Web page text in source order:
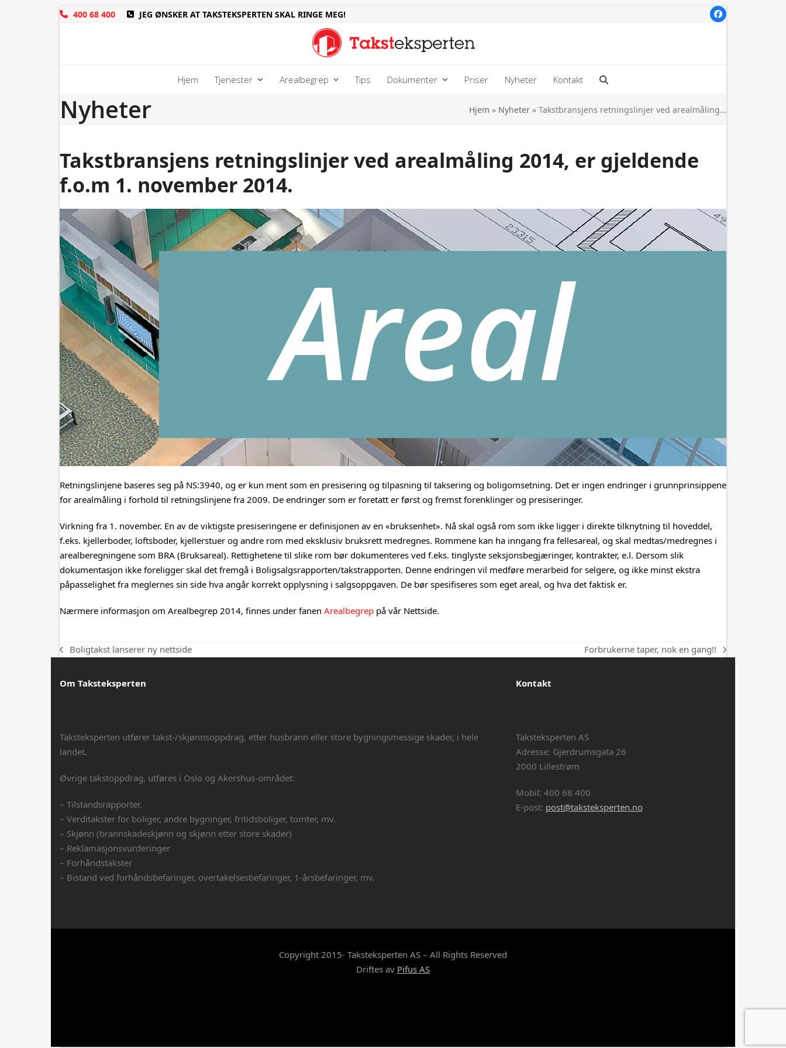
400 68 400 JEG ØNSKER AT TAKSTEKSPERTEN SKAL RINGE MEG! Facebook
Hjem Tjenester Arealbegrep Tips Dokumenter Priser Nyheter Kontakt
Nyheter Hjem » Nyheter » Takstbransjens retningslinjer ved arealmåling…
Takstbransjens retningslinjer ved arealmåling 2014, er gjeldende
f.o.m 1. november 2014.
Retningslinjene baseres seg på NS:3940, og er kun ment som en presisering og tilpasning til taksering og boligomsetning. Det er ingen endringer i grunnprinsippene
for arealmåling i forhold til retningslinjene fra 2009. De endringer som er foretatt er først og fremst forenklinger og presiseringer.
Virkning fra 1. november. En av de viktigste presiseringene er definisjonen av en «bruksenhet». Nå skal også rom som ikke ligger i direkte tilknytning til hoveddel,
f.eks. kjellerboder, loftsboder, kjellerstuer og andre rom med eksklusiv bruksrett medregnes. Rommene kan ha inngang fra fellesareal, og skal medtas/medregnes i
arealberegningene som BRA (Bruksareal). Rettighetene til slike rom bør dokumenteres ved f.eks. tinglyste seksjonsbegjæringer, kontrakter, e.l. Dersom slik
dokumentasjon ikke foreligger skal det fremgå i Boligsalgsrapporten/takstrapporten. Denne endringen vil medføre merarbeid for selgere, og ikke minst ekstra
påpasselighet fra meglernes sin side hva angår korrekt opplysning i salgsoppgaven. De bør spesifiseres som eget areal, og hva det faktisk er.
Nærmere informasjon om Arealbegrep 2014, finnes under fanen Arealbegrep på vår Nettside.
previous
Boligtakst lanserer ny nettside
next
Forbrukerne taper, nok en gang!!
Om Taksteksperten
Taksteksperten utfører takst-/skjønnsoppdrag, etter husbrann eller store bygningsmessige skader, i hele
landet.
Øvrige takstoppdrag, utføres i Oslo og Akershus-området:
– Tilstandsrapporter.
– Verditakster for boliger, andre bygninger, fritidsboliger, tomter, mv.
– Skjønn (brannskadeskjønn og skjønn etter store skader)
– Reklamasjonsvurderinger
– Forhåndstakster
– Bistand ved forhåndsbefaringer, overtakelsesbefaringer, 1-årsbefaringer, mv.
Kontakt
Taksteksperten AS
Adresse: Gjerdrumsgata 26
2000 Lillestrøm
Mobil: 400 68 400
E-post: post@taksteksperten.no
Copyright 2015- Taksteksperten AS – All Rights Reserved
Driftes av Pifus AS